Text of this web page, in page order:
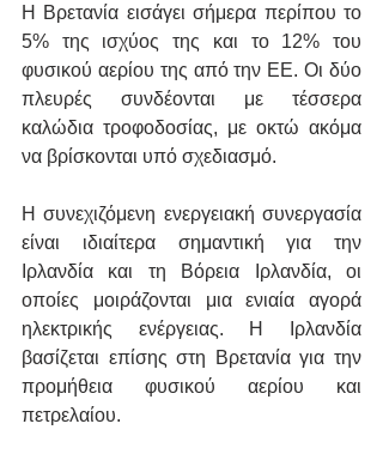
Η Βρετανία εισάγει σήμερα περίπου το
5% της ισχύος της και το 12% του
φυσικού αερίου της από την ΕΕ. Οι δύο
πλευρές συνδέονται με τέσσερα
καλώδια τροφοδοσίας, με οκτώ ακόμα
να βρίσκονται υπό σχεδιασμό.
Η συνεχιζόμενη ενεργειακή συνεργασία
είναι ιδιαίτερα σημαντική για την
Ιρλανδία και τη Βόρεια Ιρλανδία, οι
οποίες μοιράζονται μια ενιαία αγορά
ηλεκτρικής ενέργειας. Η Ιρλανδία
βασίζεται επίσης στη Βρετανία για την
προμήθεια φυσικού αερίου και
πετρελαίου.